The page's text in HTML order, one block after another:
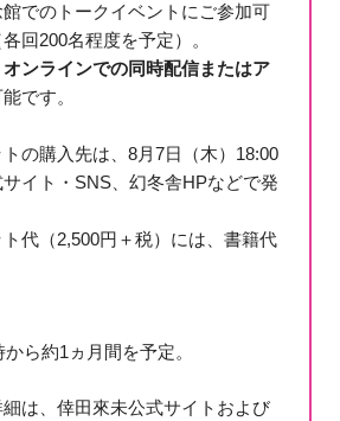
でのトークイベントにご参加可
回200名程度を予定）。
オンラインでの同時配信またはア
です。
の購入先は、8月7日（木）18:00
イト・SNS、幻冬舎HPなどで発
代（2,500円＋税）には、書籍代
ら約1ヵ月間を予定。
は、倖田來未公式サイトおよび